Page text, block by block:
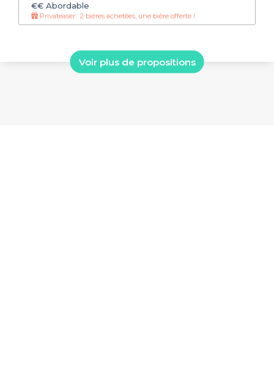
€€ Abordable
Privateaser : 2 bières achetées, une bière offerte !
Voir plus de propositions